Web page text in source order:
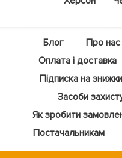
Блог Про нас
Оплата і доставка
Підписка на знижки
Засоби
Як зробити
Постачальникам